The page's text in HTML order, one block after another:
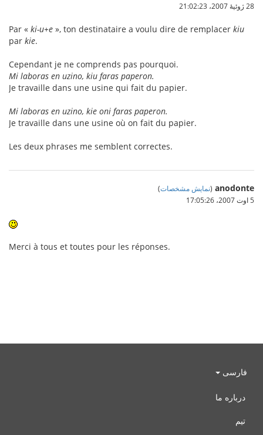
28 ژوئیهٔ 2007،‏ 21:02:23
Par « ki-u+e », ton destinataire a voulu dire de remplacer kiu
par kie.
Cependant je ne comprends pas pourquoi.
Mi laboras en uzino, kiu faras paperon.
Je travaille dans une usine qui fait du papier.
Mi laboras en uzino, kie oni faras paperon.
Je travaille dans une usine où on fait du papier.
Les deux phrases me semblent correctes.
anodonte
(نمایش مشخصات)
5 اوت 2007،‏ 17:05:26
Merci à tous et toutes pour les réponses.
فارسی
درباره ما
تیم